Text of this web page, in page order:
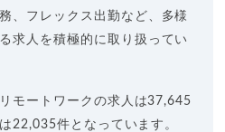
、フレックス出勤など、多様
求人を積極的に取り扱ってい
モートワークの求人は37,645
22,035件となっています。